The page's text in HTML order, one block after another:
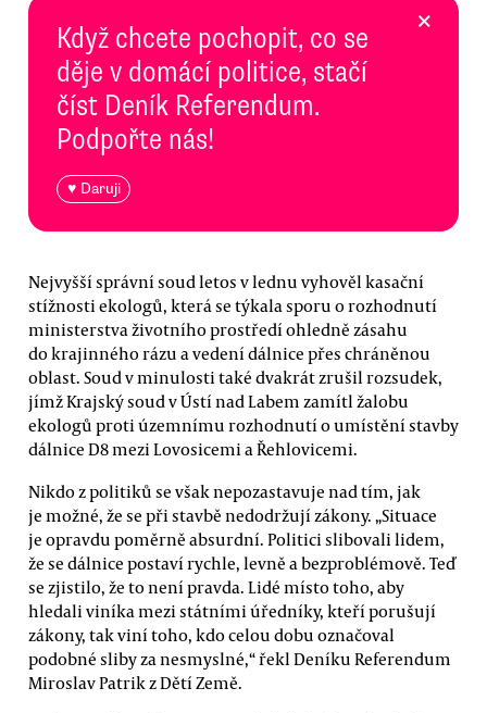
Když chcete pochopit, co se
děje v domácí politice, stačí
číst Deník Referendum.
Podpořte nás!
♥ Daruji
×
Nejvyšší správní soud letos v lednu vyhověl kasační
stížnosti ekologů, která se týkala sporu o rozhodnutí
ministerstva životního prostředí ohledně zásahu
do krajinného rázu a vedení dálnice přes chráněnou
oblast. Soud v minulosti také dvakrát zrušil rozsudek,
jímž Krajský soud v Ústí nad Labem zamítl žalobu
ekologů proti územnímu rozhodnutí o umístění stavby
dálnice D8 mezi Lovosicemi a Řehlovicemi.
Nikdo z politiků se však nepozastavuje nad tím, jak
je možné, že se při stavbě nedodržují zákony. „Situace
je opravdu poměrně absurdní. Politici slibovali lidem,
že se dálnice postaví rychle, levně a bezproblémově. Teď
se zjistilo, že to není pravda. Lidé místo toho, aby
hledali viníka mezi státními úředníky, kteří porušují
zákony, tak viní toho, kdo celou dobu označoval
podobné sliby za nesmyslné,“ řekl Deníku Referendum
Miroslav Patrik z Dětí Země.